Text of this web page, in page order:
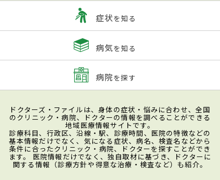
症状を知る
病気を知る
病院を探す
ドクターズ・ファイルは、身体の症状・悩みに合わせ、全国
のクリニック・病院、ドクターの情報を調べることができる
地域医療情報サイトです。
診療科目、行政区、沿線・駅、診療時間、医院の特徴などの
基本情報だけでなく、気になる症状、病名、検査名などから
条件に合ったクリニック・病院、ドクターを探すことができ
ます。 医院情報だけでなく、独自取材に基づき、ドクターに
関する情報（診療方針や得意な治療・検査など）も紹介。